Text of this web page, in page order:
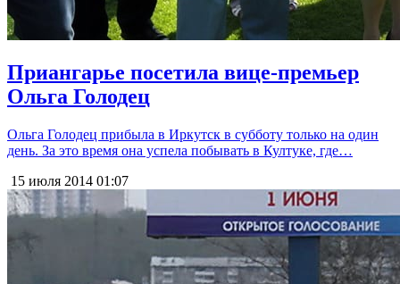
Приангарье посетила вице-премьер
Ольга Голодец
Ольга Голодец прибыла в Иркутск в субботу только на один
день. За это время она успела побывать в Култуке, где…
15 июля 2014 01:07